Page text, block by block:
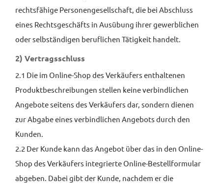
rechtsfähige Personengesellschaft, die bei Abschluss
eines Rechtsgeschäfts in Ausübung ihrer gewerblichen
oder selbständigen beruflichen Tätigkeit handelt.
2) Vertragsschluss
2.1 Die im Online-Shop des Verkäufers enthaltenen
Produktbeschreibungen stellen keine verbindlichen
Angebote seitens des Verkäufers dar, sondern dienen
zur Abgabe eines verbindlichen Angebots durch den
Kunden.
2.2 Der Kunde kann das Angebot über das in den Online-
Shop des Verkäufers integrierte Online-Bestellformular
abgeben. Dabei gibt der Kunde, nachdem er die